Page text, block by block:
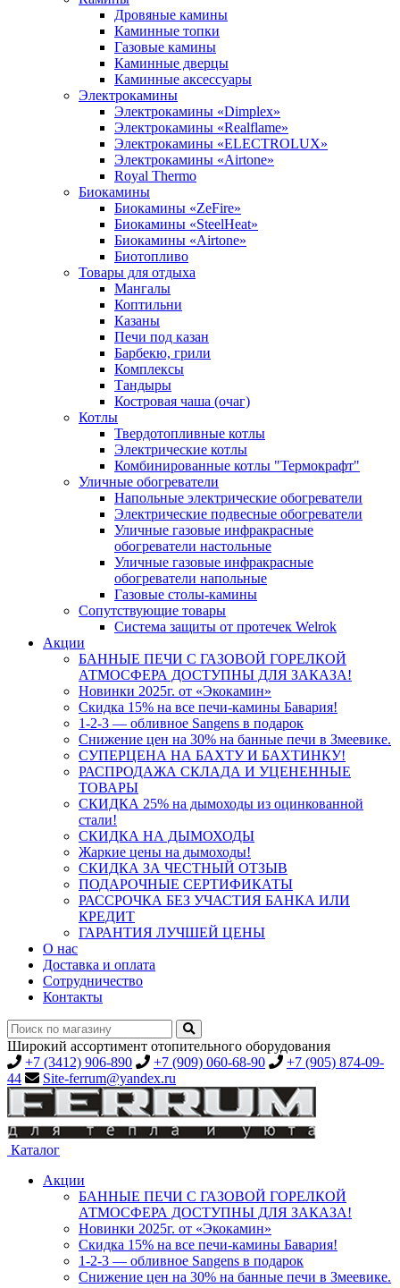
Дровяные камины
Каминные топки
Газовые камины
Каминные дверцы
Каминные аксессуары
Электрокамины
Электрокамины «Dimplex»
Электрокамины «Realflame»
Электрокамины «ELECTROLUX»
Электрокамины «Airtone»
Royal Thermo
Биокамины
Биокамины «ZeFire»
Биокамины «SteelHeat»
Биокамины «Airtone»
Биотопливо
Товары для отдыха
Мангалы
Коптильни
Казаны
Печи под казан
Барбекю, грили
Комплексы
Тандыры
Костровая чаша (очаг)
Котлы
Твердотопливные котлы
Электрические котлы
Комбинированные котлы "Термокрафт"
Уличные обогреватели
Напольные электрические обогреватели
Электрические подвесные обогреватели
Уличные газовые инфракрасные
обогреватели настольные
Уличные газовые инфракрасные
обогреватели напольные
Газовые столы-камины
Сопутствующие товары
Система защиты от протечек Welrok
Акции
БАННЫЕ ПЕЧИ С ГАЗОВОЙ ГОРЕЛКОЙ
АТМОСФЕРА ДОСТУПНЫ ДЛЯ ЗАКАЗА!
Новинки 2025г. от «Экокамин»
Скидка 15% на все печи-камины Бавария!
1-2-3 — обливное Sangens в подарок
Снижение цен на 30% на банные печи в Змеевике.
СУПЕРЦЕНА НА БАХТУ И БАХТИНКУ!
РАСПРОДАЖА СКЛАДА И УЦЕНЕННЫЕ
ТОВАРЫ
СКИДКА 25% на дымоходы из оцинкованной
стали!
СКИДКА НА ДЫМОХОДЫ
Жаркие цены на дымоходы!
СКИДКА ЗА ЧЕСТНЫЙ ОТЗЫВ
ПОДАРОЧНЫЕ СЕРТИФИКАТЫ
РАССРОЧКА БЕЗ УЧАСТИЯ БАНКА ИЛИ
КРЕДИТ
ГАРАНТИЯ ЛУЧШЕЙ ЦЕНЫ
О нас
Доставка и оплата
Сотрудничество
Контакты
Широкий ассортимент отопительного оборудования
+7 (3412) 906-890
+7 (909) 060-68-90
+7 (905) 874-09-
44
Site-ferrum@yandex.ru
Каталог
Акции
БАННЫЕ ПЕЧИ С ГАЗОВОЙ ГОРЕЛКОЙ
АТМОСФЕРА ДОСТУПНЫ ДЛЯ ЗАКАЗА!
Новинки 2025г. от «Экокамин»
Скидка 15% на все печи-камины Бавария!
1-2-3 — обливное Sangens в подарок
Снижение цен на 30% на банные печи в Змеевике.